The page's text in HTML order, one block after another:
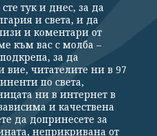
32-ма студенти
"невидим
въпрос
тук и днес, за да
и света, и да
и коментари от
към вас с молба –
за да
читателите ни в 97
по света,
ни в интернет в
и качествена
да допринесете за
неприкривана от